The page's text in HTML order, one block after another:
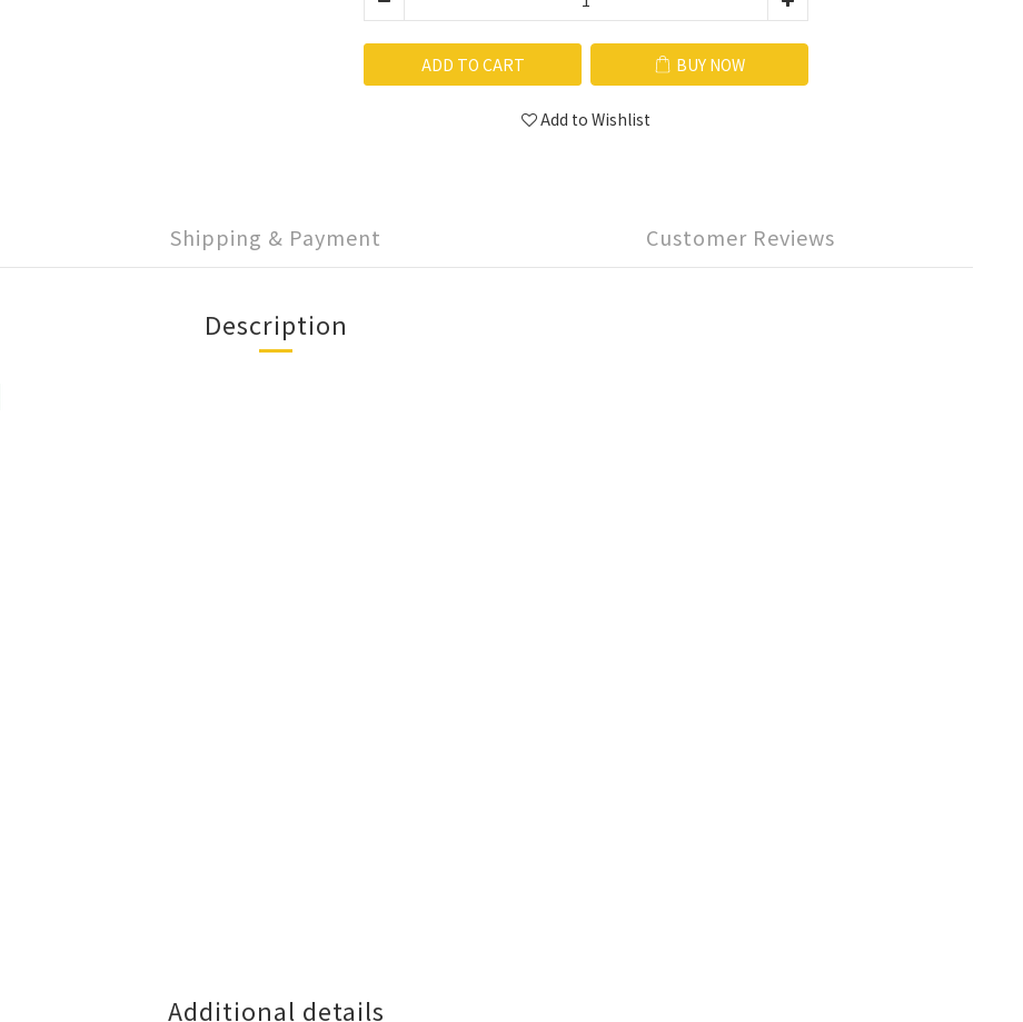
ADD TO CART BUY NOW
Add to Wishlist
Shipping & Payment Customer Reviews
Description
Additional details